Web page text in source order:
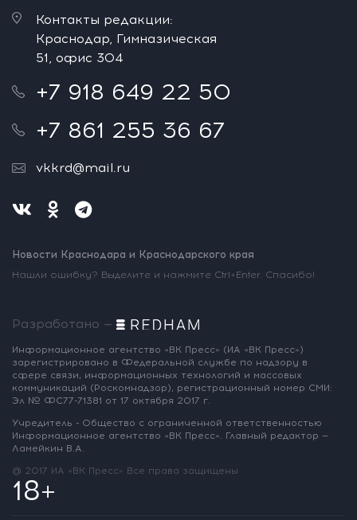
Контакты редакции:
Краснодар, Гимназическая
51, офис 304
+7 918 649 22 50
+7 861 255 36 67
vkkrd@mail.ru
Новости Краснодара и Краснодарского края
Нашли ошибку? Выделите и нажмите Ctrl+Enter. Спасибо!
Разработано —
Информационное агентство «ВК Пресс» (ИА «ВК Пресс»)
зарегистрировано в Федеральной службе по надзору в
сфере связи, информационных технологий и массовых
коммуникаций (Роскомнадзор), регистрационный номер СМИ:
Эл № ФС77-71381 от 17 октября 2017 г.
Учредитель - Общество с ограниченной ответственностью
Информационное агентство «ВК Пресс». Главный редактор —
Ламейкин В.А.
@ 2017 ИА «ВК Пресс» Все права защищены
18+